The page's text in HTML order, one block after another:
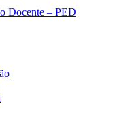
Docente – PED